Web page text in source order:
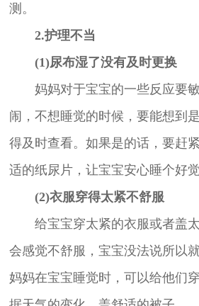
测。
2.护理不当
(1)尿布湿了没有及时更换
妈妈对于宝宝的一些反应要敏
闹，不想睡觉的时候，要能想到
得及时查看。如果是的话，要赶
适的纸尿片，让宝宝安心睡个好觉
(2)衣服穿得太紧不舒服
给宝宝穿太紧的衣服或者盖太
会感觉不舒服，宝宝没法说所以
妈妈在宝宝睡觉时，可以给他们